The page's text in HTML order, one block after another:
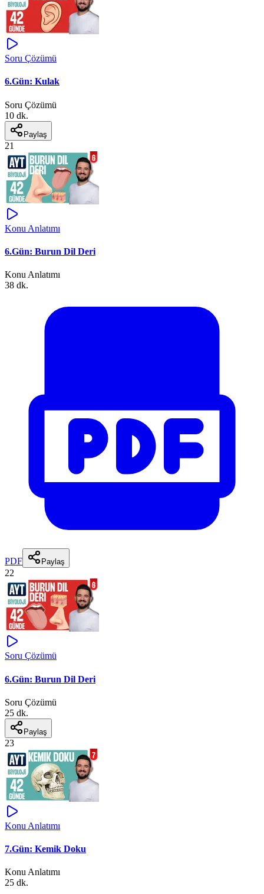
Soru Çözümü
6.Gün: Kulak
Soru Çözümü
10 dk.
Paylaş
21
Konu Anlatımı
6.Gün: Burun Dil Deri
Konu Anlatımı
38 dk.
PDF Paylaş
22
Soru Çözümü
6.Gün: Burun Dil Deri
Soru Çözümü
25 dk.
Paylaş
23
Konu Anlatımı
7.Gün: Kemik Doku
Konu Anlatımı
25 dk.